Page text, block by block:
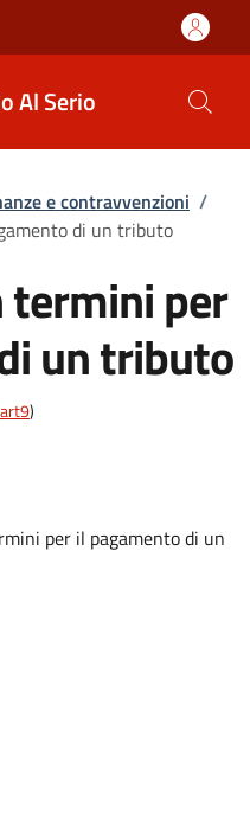
Al Serio
e contravvenzioni /
di un tributo
termini per
un tributo
)
per il pagamento di un